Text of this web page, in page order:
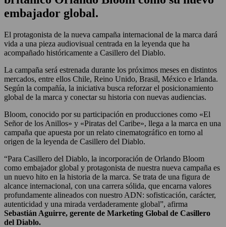
embajador global.
El protagonista de la nueva campaña internacional de la marca dará
vida a una pieza audiovisual centrada en la leyenda que ha
acompañado históricamente a Casillero del Diablo.
La campaña será estrenada durante los próximos meses en distintos
mercados, entre ellos Chile, Reino Unido, Brasil, México e Irlanda.
Según la compañía, la iniciativa busca reforzar el posicionamiento
global de la marca y conectar su historia con nuevas audiencias.
Bloom, conocido por su participación en producciones como «El
Señor de los Anillos» y «Piratas del Caribe», llega a la marca en una
campaña que apuesta por un relato cinematográfico en torno al
origen de la leyenda de Casillero del Diablo.
“Para Casillero del Diablo, la incorporación de Orlando Bloom
como embajador global y protagonista de nuestra nueva campaña es
un nuevo hito en la historia de la marca. Se trata de una figura de
alcance internacional, con una carrera sólida, que encarna valores
profundamente alineados con nuestro ADN: sofisticación, carácter,
autenticidad y una mirada verdaderamente global”, afirma
Sebastián Aguirre, gerente de Marketing Global de Casillero
del Diablo.